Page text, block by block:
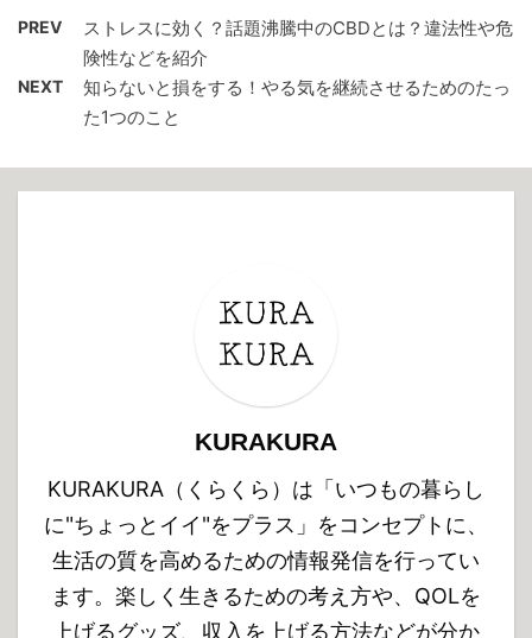
PREV
ストレスに効く？話題沸騰中のCBDとは？違法性や危
険性などを紹介
NEXT
知らないと損をする！やる気を継続させるためのたっ
た1つのこと
KURAKURA
KURAKURA（くらくら）は「いつもの暮らし
に"ちょっとイイ"をプラス」をコンセプトに、
生活の質を高めるための情報発信を行ってい
ます。楽しく生きるための考え方や、QOLを
上げるグッズ、収入を上げる方法などが分か